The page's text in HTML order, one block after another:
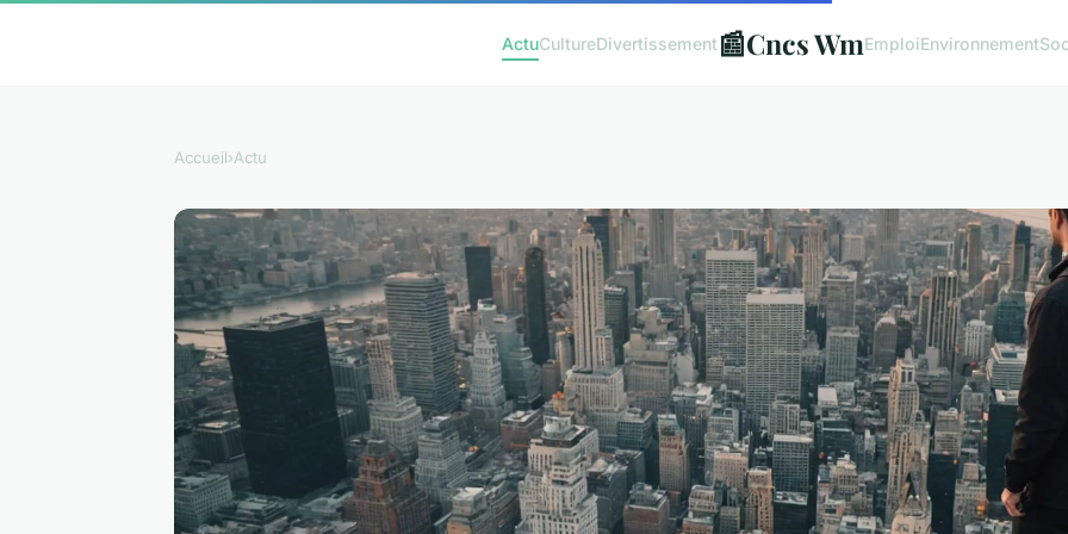
ActuCultureDivertissement 📰Cncs WmEmploiEnvironnement
Accueil›Actu